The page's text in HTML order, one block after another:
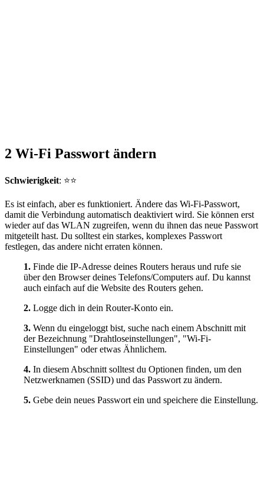
2 Wi-Fi Passwort ändern
Schwierigkeit: ⭐⭐
Es ist einfach, aber es funktioniert. Ändere das Wi-Fi-Passwort,
damit die Verbindung automatisch deaktiviert wird. Sie können erst
wieder auf das WLAN zugreifen, wenn du ihnen das neue Passwort
mitgeteilt hast. Du solltest ein starkes, komplexes Passwort
festlegen, das andere nicht erraten können.
1. Finde die IP-Adresse deines Routers heraus und rufe sie
über den Browser deines Telefons/Computers auf. Du kannst
auch einfach auf die Website des Routers gehen.
2. Logge dich in dein Router-Konto ein.
3. Wenn du eingeloggt bist, suche nach einem Abschnitt mit
der Bezeichnung "Drahtloseinstellungen", "Wi-Fi-
Einstellungen" oder etwas Ähnlichem.
4. In diesem Abschnitt solltest du Optionen finden, um den
Netzwerknamen (SSID) und das Passwort zu ändern.
5. Gebe dein neues Passwort ein und speichere die Einstellung.